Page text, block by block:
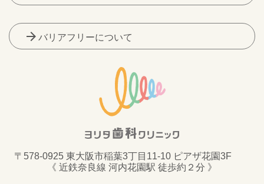
arrow_forward バリアフリーについて
〒578-0925 東大阪市稲葉3丁目11-10 ピアザ花園3F
《 近鉄奈良線 河内花園駅 徒歩約２分 》